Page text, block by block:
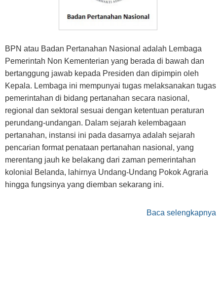
BPN atau Badan Pertanahan Nasional adalah Lembaga
Pemerintah Non Kementerian yang berada di bawah dan
bertanggung jawab kepada Presiden dan dipimpin oleh
Kepala. Lembaga ini mempunyai tugas melaksanakan tugas
pemerintahan di bidang pertanahan secara nasional,
regional dan sektoral sesuai dengan ketentuan peraturan
perundang-undangan. Dalam sejarah kelembagaan
pertanahan, instansi ini pada dasarnya adalah sejarah
pencarian format penataan pertanahan nasional, yang
merentang jauh ke belakang dari zaman pemerintahan
kolonial Belanda, lahirnya Undang-Undang Pokok Agraria
hingga fungsinya yang diemban sekarang ini.
Baca selengkapnya